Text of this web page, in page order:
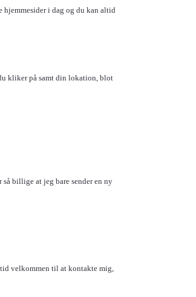
hjemmesider i dag og du kan altid
kliker på samt din lokation, blot
billige at jeg bare sender en ny
velkommen til at kontakte mig,